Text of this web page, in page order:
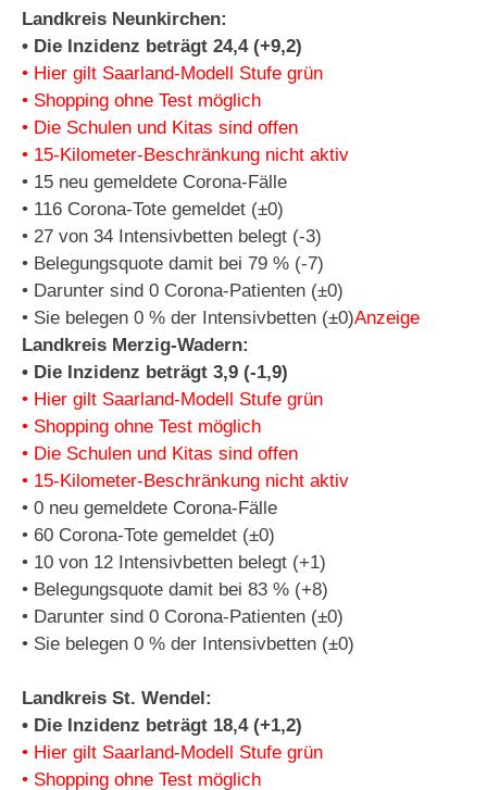
Landkreis Neunkirchen:
• Die Inzidenz beträgt 24,4 (+9,2)
• Hier gilt Saarland-Modell Stufe grün
• Shopping ohne Test möglich
• Die Schulen und Kitas sind offen
• 15-Kilometer-Beschränkung nicht aktiv
• 15 neu gemeldete Corona-Fälle
• 116 Corona-Tote gemeldet (±0)
• 27 von 34 Intensivbetten belegt (-3)
• Belegungsquote damit bei 79 % (-7)
• Darunter sind 0 Corona-Patienten (±0)
• Sie belegen 0 % der Intensivbetten (±0)Anzeige
Landkreis Merzig-Wadern:
• Die Inzidenz beträgt 3,9 (-1,9)
• Hier gilt Saarland-Modell Stufe grün
• Shopping ohne Test möglich
• Die Schulen und Kitas sind offen
• 15-Kilometer-Beschränkung nicht aktiv
• 0 neu gemeldete Corona-Fälle
• 60 Corona-Tote gemeldet (±0)
• 10 von 12 Intensivbetten belegt (+1)
• Belegungsquote damit bei 83 % (+8)
• Darunter sind 0 Corona-Patienten (±0)
• Sie belegen 0 % der Intensivbetten (±0)
Landkreis St. Wendel:
• Die Inzidenz beträgt 18,4 (+1,2)
• Hier gilt Saarland-Modell Stufe grün
• Shopping ohne Test möglich